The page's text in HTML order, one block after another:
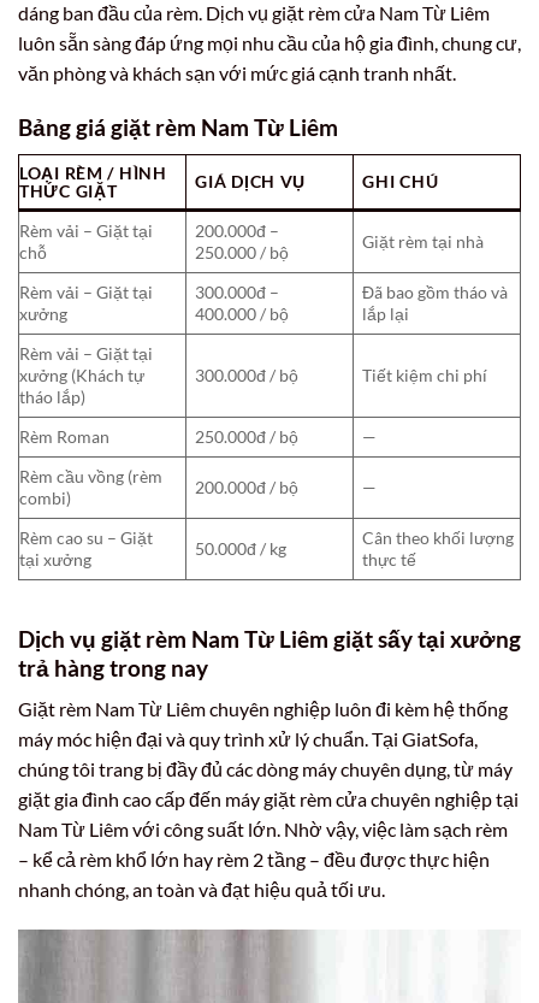
dáng ban đầu của rèm. Dịch vụ giặt rèm cửa Nam Từ Liêm
luôn sẵn sàng đáp ứng mọi nhu cầu của hộ gia đình, chung cư,
văn phòng và khách sạn với mức giá cạnh tranh nhất.
Bảng giá giặt rèm Nam Từ Liêm
LOẠI RÈM / HÌNH
THỨC GIẶT
GIÁ DỊCH VỤ GHI CHÚ
Rèm vải – Giặt tại
chỗ
200.000đ –
250.000 / bộ
Giặt rèm tại nhà
Rèm vải – Giặt tại
xưởng
300.000đ –
400.000 / bộ
Đã bao gồm tháo và
lắp lại
Rèm vải – Giặt tại
xưởng (Khách tự
tháo lắp)
300.000đ / bộ Tiết kiệm chi phí
Rèm Roman 250.000đ / bộ
—
Rèm cầu vồng (rèm
combi)
200.000đ / bộ —
Rèm cao su – Giặt
tại xưởng
50.000đ / kg
Cân theo khối lượng
thực tế
Dịch vụ giặt rèm Nam Từ Liêm giặt sấy tại xưởng
trả hàng trong nay
Giặt rèm Nam Từ Liêm chuyên nghiệp luôn đi kèm hệ thống
máy móc hiện đại và quy trình xử lý chuẩn. Tại GiatSofa,
chúng tôi trang bị đầy đủ các dòng máy chuyên dụng, từ máy
giặt gia đình cao cấp đến máy giặt rèm cửa chuyên nghiệp tại
Nam Từ Liêm với công suất lớn. Nhờ vậy, việc làm sạch rèm
– kể cả rèm khổ lớn hay rèm 2 tầng – đều được thực hiện
nhanh chóng, an toàn và đạt hiệu quả tối ưu.